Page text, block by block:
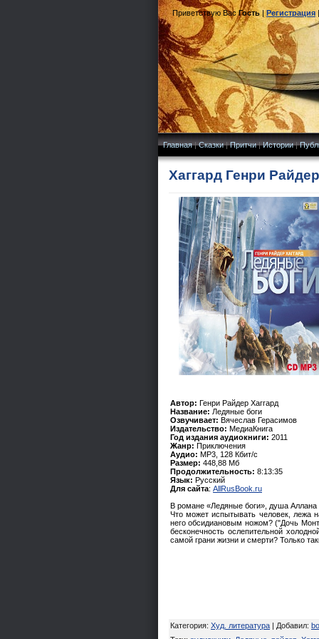
Приветствую Вас Гость|Регистрация
Главная|Сказки|Притчи|Истории|
Хаггард Генри
Автор: Генри Райдер Хаггард
Название: Ледяные боги
Озвучивает: Вячеслав Герасимов
Издательство: МедиаКнига
Год издания аудиокниги: 2011
Жанр: Приключения
Аудио: MP3, 128 Кбит/с
Размер: 448,88 Мб
Продолжительность: 8:13:35
Язык: Русский
Для сайта: AllRusBook.ru
В романе «Ледяные боги», душа Аллана
Что может испытывать человек, лежа
него обсидиановым ножом? ("Дочь
бесконечность ослепительной
самой грани жизни и смерти? Только
Категория: Худ. литература | Добавил: